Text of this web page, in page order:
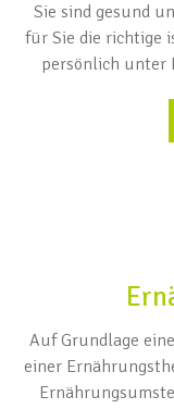
Sie sind gesund
für Sie die richtige
persönlich unter
Auf Grundlage
einer